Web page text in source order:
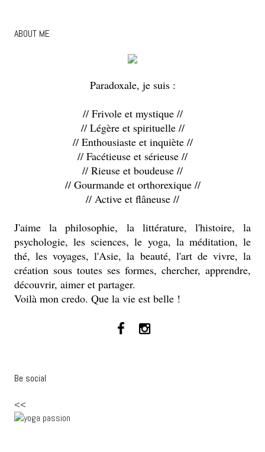
ABOUT ME
Paradoxale, je suis :
// Frivole et mystique //
// Légère et spirituelle //
// Enthousiaste et inquiète //
// Facétieuse et sérieuse //
// Rieuse et boudeuse //
// Gourmande et orthorexique //
// Active et flâneuse //
J'aime la philosophie, la littérature, l'histoire, la
psychologie, les sciences, le yoga, la méditation, le
thé, les voyages, l'Asie, la beauté, l'art de vivre, la
création sous toutes ses formes, chercher, apprendre,
découvrir, aimer et partager.
Voilà mon credo. Que la vie est belle !
Be social
<<